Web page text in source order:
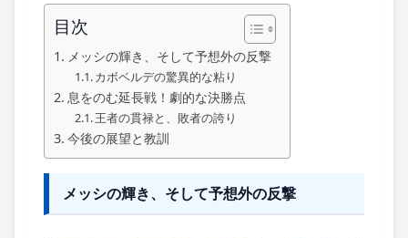
目次
メッシの輝き、そして予想外の反撃
カボベルデの驚異的な粘り
息をのむ延長戦！劇的な決勝点
王者の貫禄と、敗者の誇り
今後の展望と教訓
メッシの輝き、そして予想外の反撃